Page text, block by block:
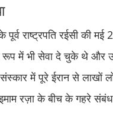
राष्ट्रपति रईसी की
में भी सेवा दे चुके थे और
में पूरे ईरान से
रज़ा के बीच के गहरे संबंध